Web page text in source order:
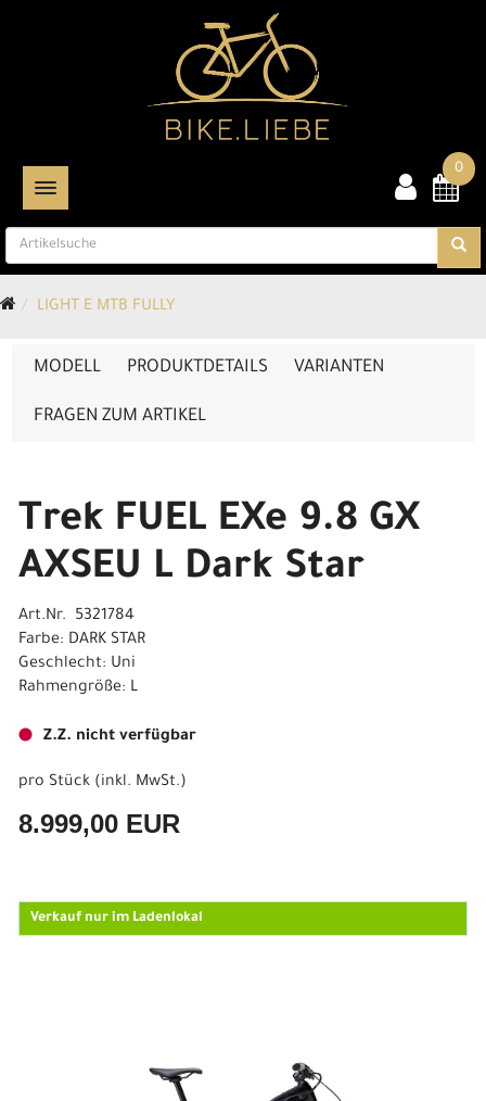
TOGGLE NAVIGATION
0
LIGHT E MTB FULLY
MODELL PRODUKTDETAILS VARIANTEN
FRAGEN ZUM ARTIKEL
Trek FUEL EXe 9.8 GX
AXSEU L Dark Star
Art.Nr. 5321784
Farbe: DARK STAR
Geschlecht: Uni
Rahmengröße: L
Z.Z. nicht verfügbar
pro Stück (inkl. MwSt.)
8.999,00 EUR
Verkauf nur im Ladenlokal